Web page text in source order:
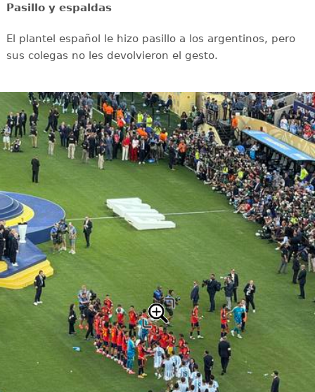
Pasillo y espaldas
El plantel español le hizo pasillo a los argentinos, pero
sus colegas no les devolvieron el gesto.